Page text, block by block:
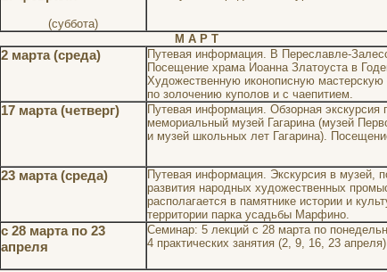
(суббота)
М А Р Т
2 марта (среда)
Путевая информация. В Переславле-
Посещение храма Иоанна Златоуста в
Художественную иконописную
по золочению куполов и с чаепитием.
17 марта (четверг)
Путевая информация. Обзорная экскурсия
мемориальный музей Гагарина (музей
и музей школьных лет Гагарина).
23 марта (среда)
Путевая информация. Экскурсия в музей,
развития народных художественных
располагается в памятнике истории и
территории парка усадьбы Марфино.
с 28 марта по 23
апреля
Семинар: 5 лекций с 28 марта по
4 практических занятия (2, 9, 16, 23 апреля)